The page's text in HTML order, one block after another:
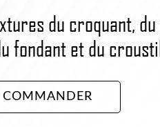
du croquant, du
fondant et du
COMMANDER